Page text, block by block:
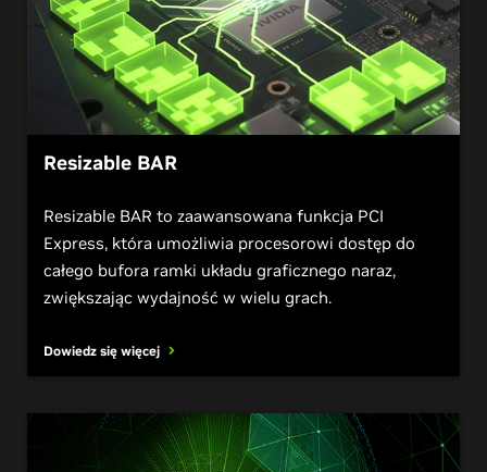
Resizable BAR
Resizable BAR to zaawansowana funkcja PCI
Express, która umożliwia procesorowi dostęp do
całego bufora ramki układu graficznego naraz,
zwiększając wydajność w wielu grach.
Dowiedz się więcej